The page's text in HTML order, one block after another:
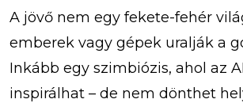
A jövő nem egy fekete-fehér
emberek vagy gépek uralják a
Inkább egy szimbiózis, ahol az
inspirálhat – de nem dönthet